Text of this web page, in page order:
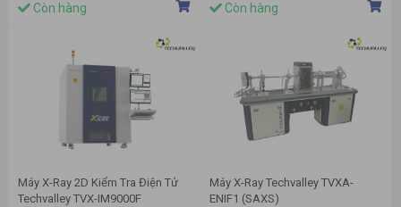
Còn hàng Còn hàng
Máy X-Ray 2D Kiểm Tra Điện Tử
Techvalley TVX-IM9000F
Máy X-Ray Techvalley TVXA-
ENIF1 (SAXS)